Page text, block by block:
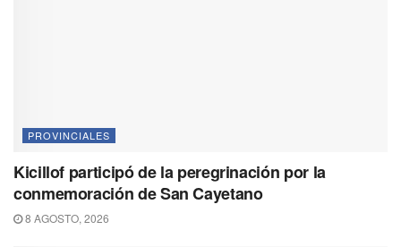
PROVINCIALES
Kicillof participó de la peregrinación por la
conmemoración de San Cayetano
8 AGOSTO, 2026